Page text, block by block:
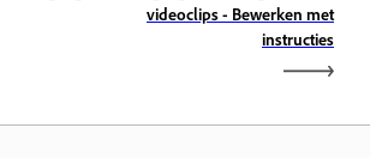
videoclips - Bewerken met
instructies